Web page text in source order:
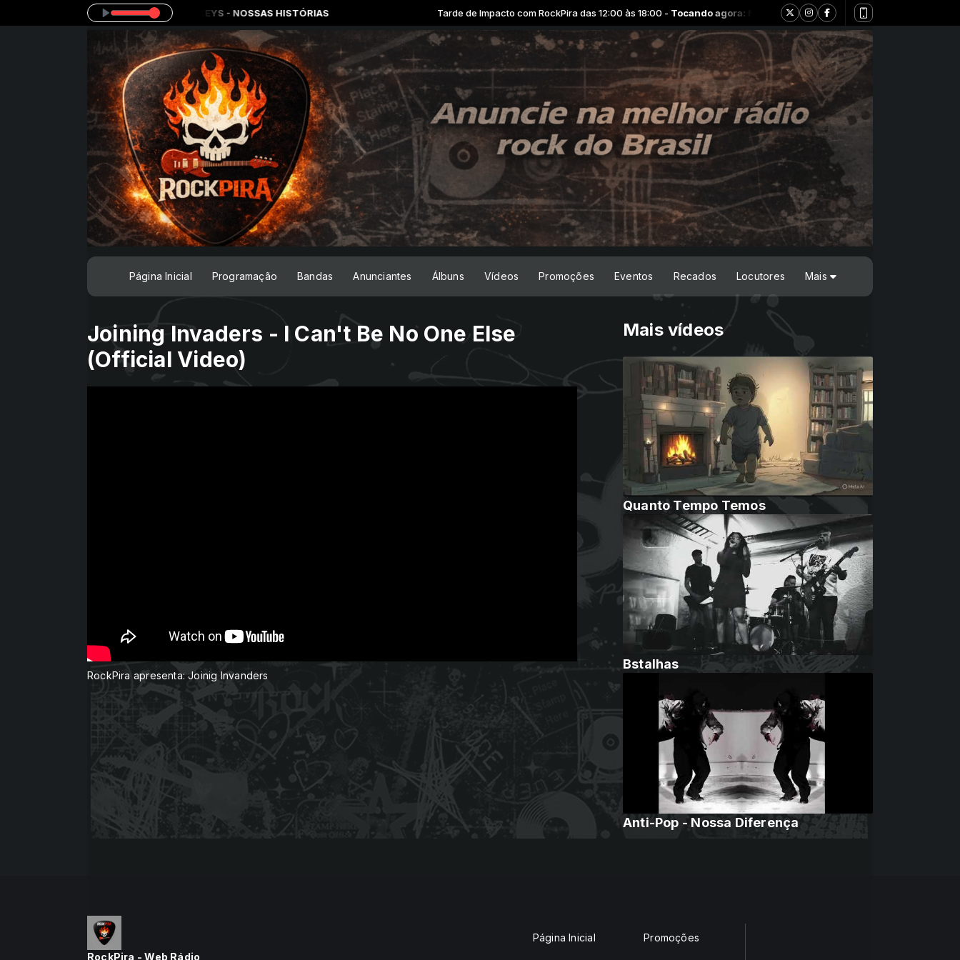
Tocando agora: MONKEYS - NOSSAS HISTÓRIAS Tarde de Impacto com RockPira das 12:00 às 18:00 -Tocando agora: MONKEYS - NOSSAS HISTÓRIAS
Página Inicial Programação Bandas Anunciantes Álbuns Vídeos Promoções Eventos Recados Locutores Mais
Joining Invaders - I Can't Be No One Else
(Official Video)
Mais vídeos
Quanto Tempo Temos
Bstalhas
Anti-Pop - Nossa Diferença
RockPira apresenta: Joinig Invanders
RockPira - Web Rádio
Página Inicial Promoções